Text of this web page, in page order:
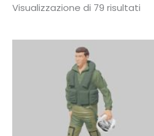
Visualizzazione di 79 risultati
più